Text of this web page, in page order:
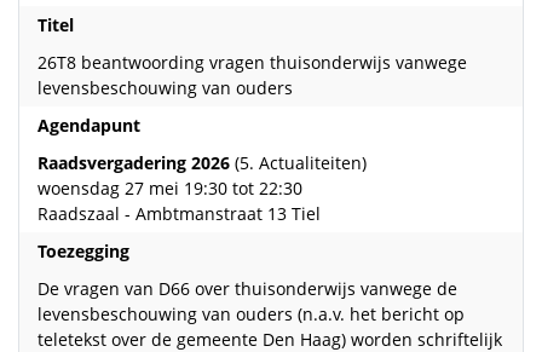
Titel
26T8 beantwoording vragen thuisonderwijs vanwege
levensbeschouwing van ouders
Agendapunt
Raadsvergadering 2026 (5. Actualiteiten)
woensdag 27 mei 19:30 tot 22:30
Raadszaal - Ambtmanstraat 13 Tiel
Toezegging
De vragen van D66 over thuisonderwijs vanwege de
levensbeschouwing van ouders (n.a.v. het bericht op
teletekst over de gemeente Den Haag) worden schriftelijk